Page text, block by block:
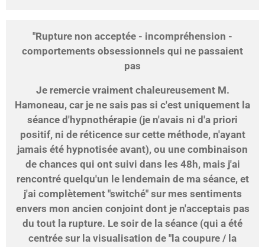
"Rupture non acceptée - incompréhension -
comportements obsessionnels qui ne passaient
pas
Je remercie vraiment chaleureusement M.
Hamoneau, car je ne sais pas si c'est uniquement la
séance d'hypnothérapie (je n'avais ni d'a priori
positif, ni de réticence sur cette méthode, n'ayant
jamais été hypnotisée avant), ou une combinaison
de chances qui ont suivi dans les 48h, mais j'ai
rencontré quelqu'un le lendemain de ma séance, et
j'ai complètement "switché" sur mes sentiments
envers mon ancien conjoint dont je n'acceptais pas
du tout la rupture. Le soir de la séance (qui a été
centrée sur la visualisation de "la coupure / la